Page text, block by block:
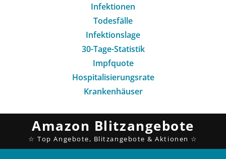
Infektionen
Todesfälle
Infektionslage
30-Tage-Statistik
Impfquote
Hospitalisierungsrate
Krankenhäuser